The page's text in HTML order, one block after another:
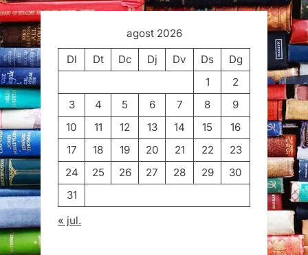
agost 2026
Dl
Dt Dc Dj Dv Ds
Dg
1
2
3
4 5 6 7 8
9
10
11 12 13 14 15
16
17
18 19 20 21 22
23
24
25 26 27 28 29
30
31
« jul.